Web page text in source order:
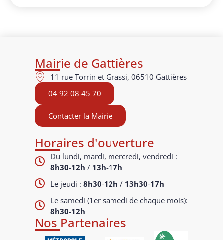
Mairie de Gattières
11 rue Torrin et Grassi, 06510 Gattières
04 92 08 45 70
Contacter la Mairie
Horaires d'ouverture
Du lundi, mardi, mercredi, vendredi :
8h30-12h / 13h-17h
Le jeudi :8h30-12h / 13h30-17h
Le samedi (1er samedi de chaque mois):
8h30-12h
Nos Partenaires